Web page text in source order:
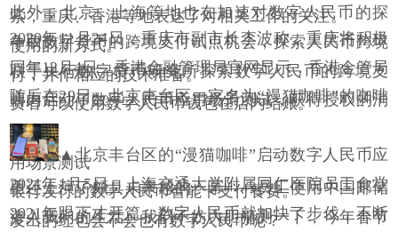
此外，北京、上海等地也在加速对数字人民币的探
索，重庆、香港等地表达了对相关工作的关注。
2020年11月24日，重庆市副市长李波称，重庆将积极
争取数字货币的跨境支付试点机会，探索人民币跨境
使用的新方式。
同年12月4日，香港金融管理局官网显示，香港金管局
联手央行数字货币研究所探索数字人民币的跨境支
付，并作相应的技术准备。
随后在29日，北京丰台区一家名为“漫猫咖啡”的咖啡
店内启动了数字人民币应用场景测试，获得授权的消
费者可以使用数字人民币钱包在店内结账。
▲北京丰台区的“漫猫咖啡” 启动数字人民币应
用场景测试
2021年1月5日，上海交通大学附属同仁医院员工食堂
里还上演了颇具未来感的一幕——员工使用中国邮储
银行发行的数字人民币智能卡支付餐费。
2021年眼下才开篇，数字人民币就加快了步伐，不断
渗入我们的生活。我们不妨大胆猜测一下，今年春节
发出的红包会不会也有数字人民币呢？